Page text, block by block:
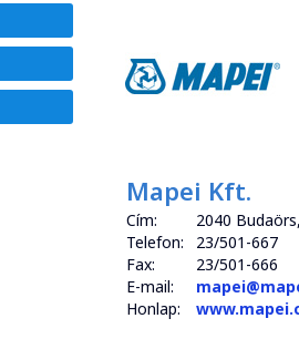
Mapei Kft.
Cím:
2040
Telefon:
23/501-667
Fax:
23/501-666
E-mail:
Honlap: